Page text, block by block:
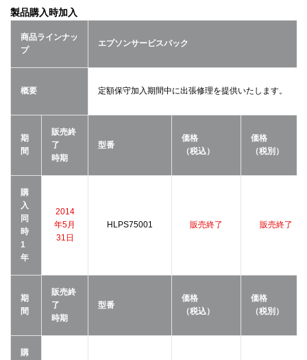
製品購入時加入
商品ラインナッ
プ
エプソンサービスパック
概要 定額保守加入期間中に出張修理を提供いたします。
期
間
販売終
了
時期
型番
価格
（税込）
価格
（税別）
購
入
同
時
1
年
2014
年5月
31日
HLPS75001 販売終了 販売終了
期
間
販売終
了
時期
型番
価格
（税込）
価格
（税別）
購